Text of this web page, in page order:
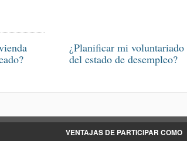
¿Planificar mi
del estado de desempleo?
VENTAJAS DE PARTICIPAR COMO